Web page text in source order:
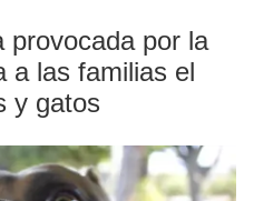
provocada por la
a las familias el
y gatos